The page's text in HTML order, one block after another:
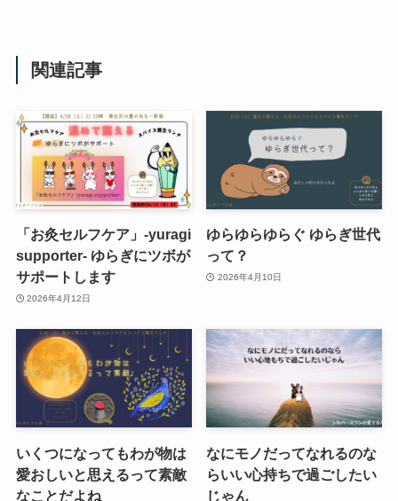
関連記事
「お灸セルフケア」-yuragi
supporter- ゆらぎにツボが
サポートします
2026年4月12日
ゆらゆらゆらぐ ゆらぎ世代
って？
2026年4月10日
いくつになってもわが物は
愛おしいと思えるって素敵
なことだよね
なにモノだってなれるのな
らいい心持ちで過ごしたい
じゃん